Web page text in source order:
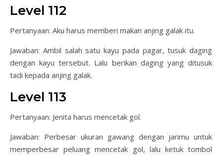
Level 112
Pertanyaan: Aku harus memberi makan anjing galak itu.
Jawaban: Ambil salah satu kayu pada pagar, tusuk daging
dengan kayu tersebut. Lalu berikan daging yang ditusuk
tadi kepada anjing galak.
Level 113
Pertanyaan: Jenita harus mencetak gol.
Jawaban: Perbesar ukuran gawang dengan jarimu untuk
memperbesar peluang mencetak gol, lalu ketuk tombol